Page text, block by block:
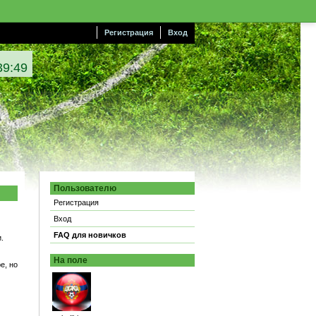
Вход
Регистрация
Пользователю
Регистрация
Вход
FAQ для новичков
На поле
но